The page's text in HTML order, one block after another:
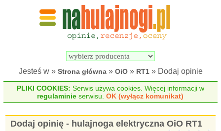
Wyszukiwarka
elektrycznych
Jesteś w » Strona główna» OiO» RT1» Dodaj opinie
PLIKI COOKIES: Serwis używa cookies. Więcej informacji w
regulaminie serwisu.OK (wyłącz komunikat)
Dodaj opinię - hulajnoga elektryczna OiO RT1